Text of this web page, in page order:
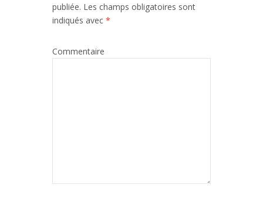
publiée. Les champs obligatoires sont
indiqués avec *
Commentaire